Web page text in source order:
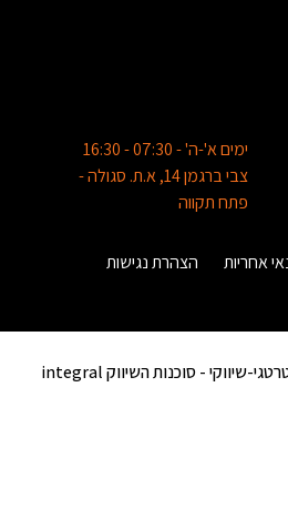
ימים א'-ה' - 07:30 - 16:30
צבי ברגמן 14, א.ת. סגולה -
פתח תקווה
אחריות הצהרת נגישות
שיווקי -סוכנות השיווק integral